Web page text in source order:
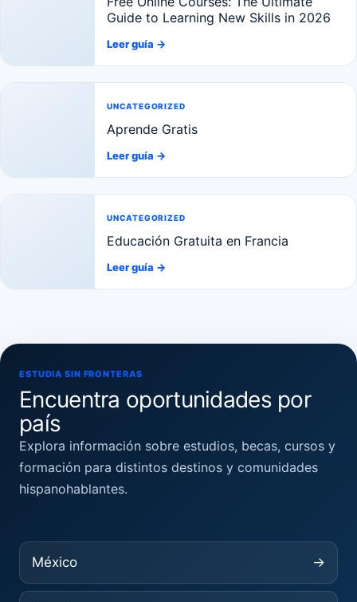
Guide to Learning New Skills in 2026
Leer guía →
UNCATEGORIZED
Aprende Gratis
Leer guía →
UNCATEGORIZED
Educación Gratuita en Francia
Leer guía →
ESTUDIA SIN FRONTERAS
Encuentra oportunidades por
país
Explora información sobre estudios, becas, cursos y
formación para distintos destinos y comunidades
hispanohablantes.
México →